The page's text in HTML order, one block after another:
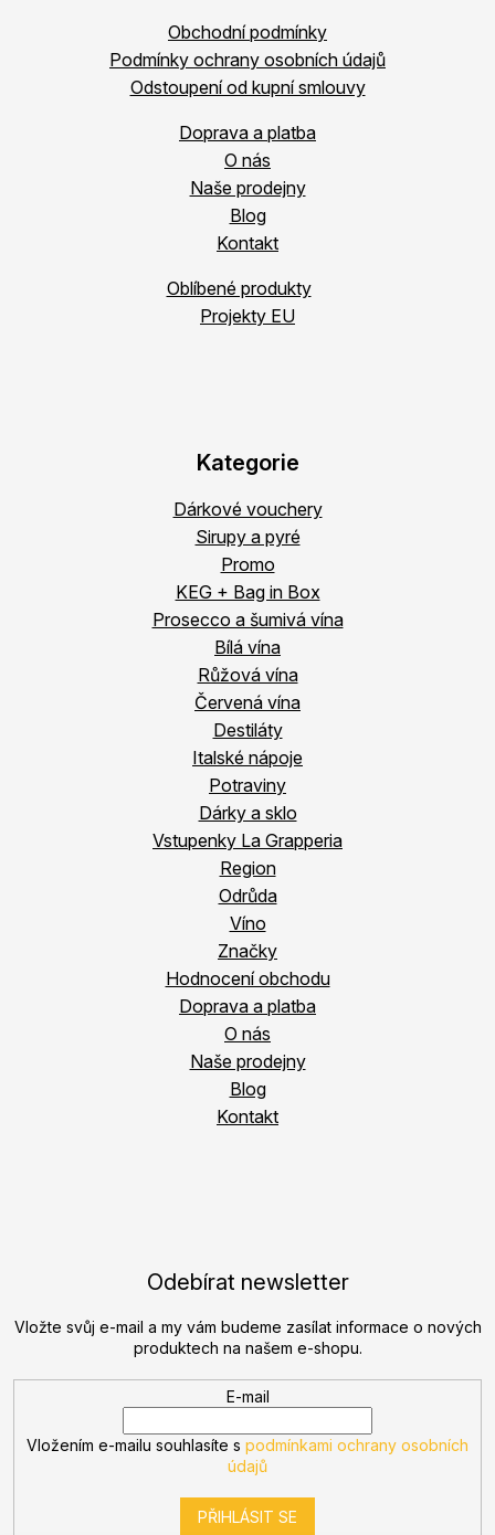
Obchodní podmínky
Podmínky ochrany osobních údajů
Odstoupení od kupní smlouvy
Doprava a platba
O nás
Naše prodejny
Blog
Kontakt
Oblíbené produkty
Projekty EU
Kategorie
Dárkové vouchery
Sirupy a pyré
Promo
KEG + Bag in Box
Prosecco a šumivá vína
Bílá vína
Růžová vína
Červená vína
Destiláty
Italské nápoje
Potraviny
Dárky a sklo
Vstupenky La Grapperia
Region
Odrůda
Víno
Značky
Hodnocení obchodu
Doprava a platba
O nás
Naše prodejny
Blog
Kontakt
Odebírat newsletter
Vložte svůj e-mail a my vám budeme zasílat informace o nových
produktech na našem e-shopu.
E-mail
Vložením e-mailu souhlasíte s podmínkami ochrany osobních
údajů
PŘIHLÁSIT SE